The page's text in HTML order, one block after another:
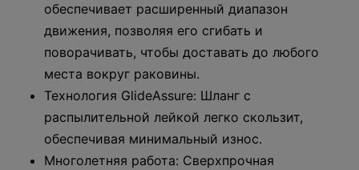
обеспечивает расширенный диапазон
движения, позволяя его сгибать и
поворачивать, чтобы доставать до любого
места вокруг раковины.
Технология GlideAssure: Шланг с
распылительной лейкой легко скользит,
обеспечивая минимальный износ.
Многолетняя работа: Сверхпрочная